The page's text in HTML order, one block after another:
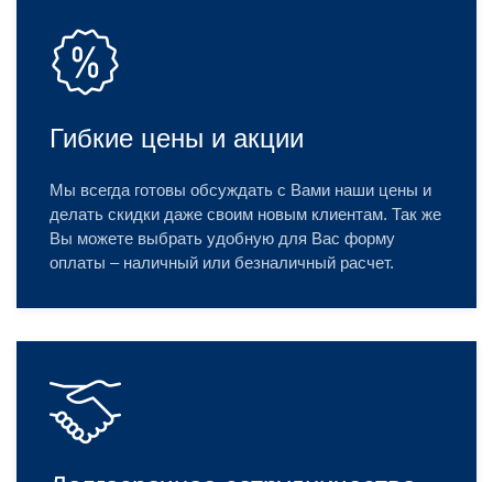
Гибкие цены и акции
Мы всегда готовы обсуждать с Вами наши цены и
делать скидки даже своим новым клиентам. Так же
Вы можете выбрать удобную для Вас форму
оплаты – наличный или безналичный расчет.